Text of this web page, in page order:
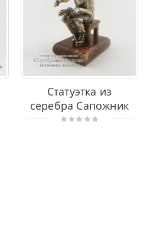
Статуэтка из
серебра Сапожник